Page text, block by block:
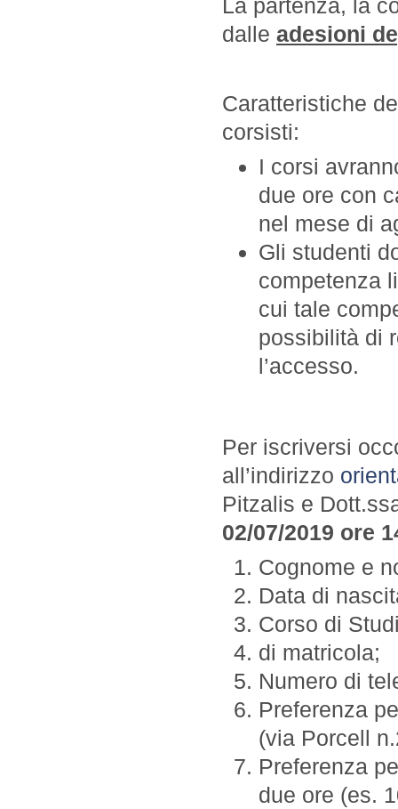
La partenza, la
dalle adesioni
Caratteristiche
corsisti:
I corsi
due ore con
nel mese di
Gli studenti
competenza
cui tale
possibilità di
l’accesso.
Per iscriversi
all’indirizzo
Pitzalis e
02/07/2019 ore
Cognome e
Data di
Corso di
di matricola;
Numero di
Preferenza
(via Porcell
Preferenza
due ore (es.